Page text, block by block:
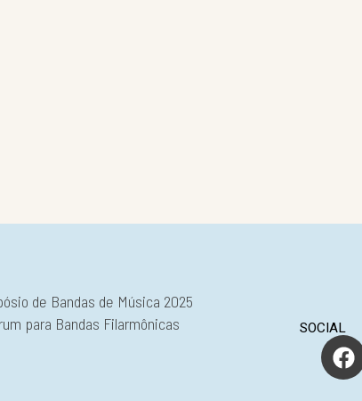
de Bandas de Música 2025
para Bandas Filarmônicas
SOCIAL